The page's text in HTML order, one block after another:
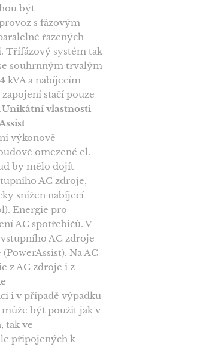
být
s fázovým
řazených
Třífázový systém tak
souhrnným trvalým
kVA a nabíjecím
stačí pouze
Unikátní vlastnosti
výkonově
omezené el.
by mělo dojít
AC zdroje,
snížen nabíjecí
Energie pro
AC spotřebičů. V
AC zdroje
Na AC
z AC zdroje i z
i v případě výpadku
být použit jak v
tak ve
připojených k